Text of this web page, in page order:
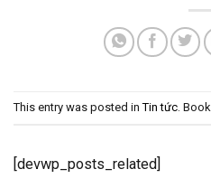
This entry was posted inTin tức .
[devwp_posts_related]